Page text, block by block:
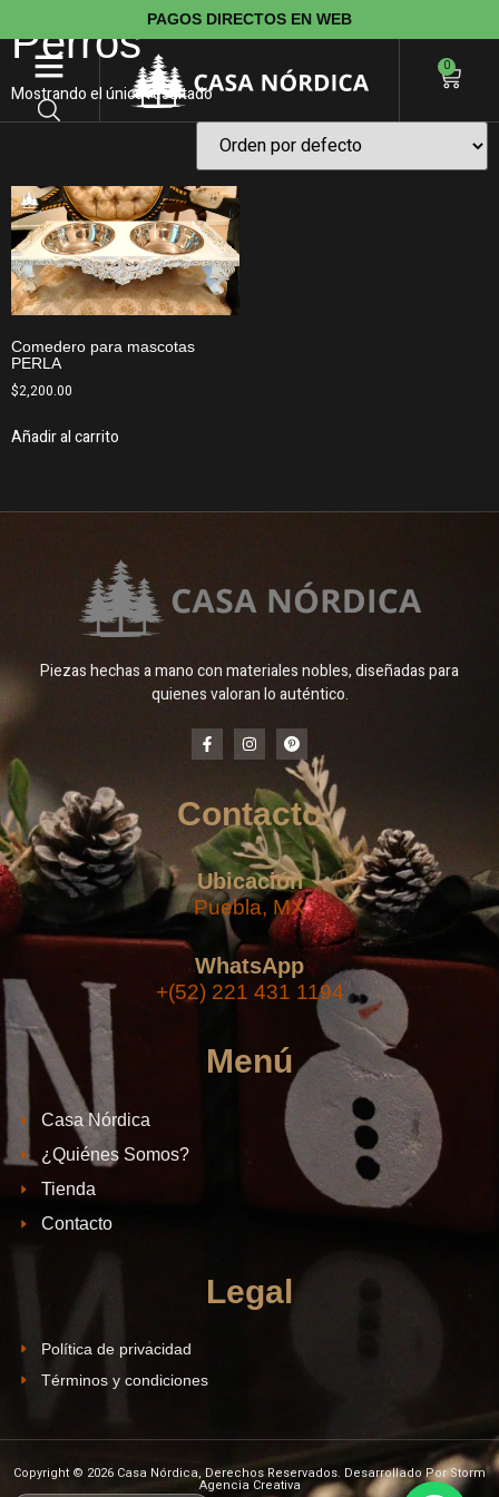
PAGOS DIRECTOS EN WEB
0
Perros
Mostrando el único resultado
Comedero para mascotas
PERLA
$2,200.00
Añadir al carrito
Piezas hechas a mano con materiales nobles, diseñadas para
quienes valoran lo auténtico.
Contacto
Ubicación
Puebla, MX
WhatsApp
+(52) 221 431 1194
Menú
Casa Nórdica
¿Quiénes Somos?
Tienda
Contacto
Legal
Política de privacidad
Términos y condiciones
Copyright © 2026 Casa Nórdica, Derechos Reservados. Desarrollado Por Storm
Agencia Creativa